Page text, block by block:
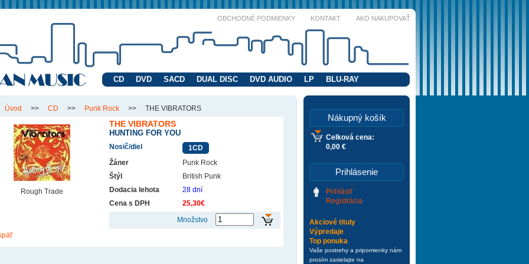
OBCHODNÉ PODMIENKY KONTAKT AKO NAKUPOVAŤ
CD DVD SACD DUAL DISC DVD AUDIO LP BLU-RAY
Úvod >> CD >> Punk Rock >> THE VIBRATORS
Rough Trade
THE VIBRATORS
HUNTING FOR YOU
Nosič/diel
1CD
Žáner
Punk Rock
Štýl
British Punk
Dodacia lehota
28 dní
Cena s DPH
25,30€
Množstvo
Nákupný košík
Celková cena:
0,00 €
Prihlásenie
Prihlásiť
Registrácia
Akciové tituly
Výpredaje
Top ponuka
Vaše postrehy a pripomienky nám
prosím zasielajte na